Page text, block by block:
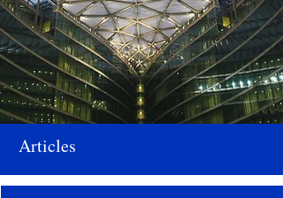
Articles